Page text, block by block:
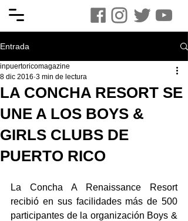
Entrada
LA CONCHA RESORT SE
UNE A LOS BOYS &
GIRLS CLUBS DE
PUERTO RICO
inpuertoricomagazine
8 dic 2016 3 min de lectura
La Concha A Renaissance Resort
recibió en sus facilidades más de 500
participantes de la organización Boys &